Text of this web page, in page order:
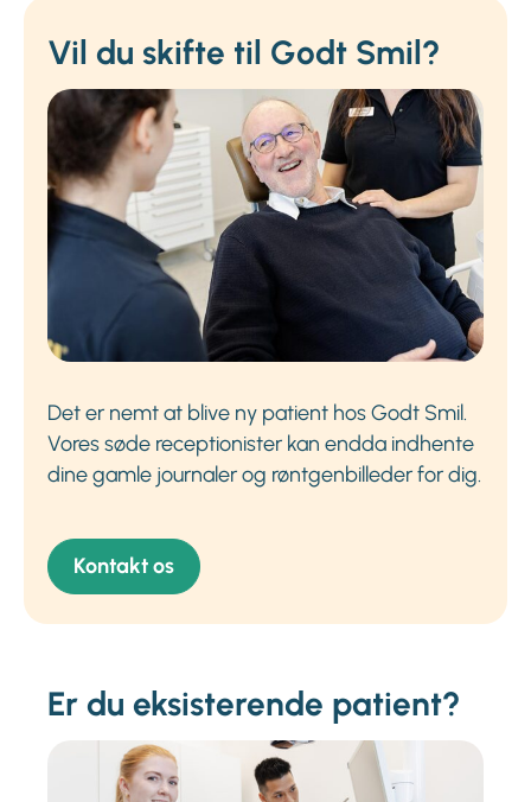
Vil du skifte til Godt Smil?
Det er nemt at blive ny patient hos Godt Smil.
Vores søde receptionister kan endda indhente
dine gamle journaler og røntgenbilleder for dig.
Kontakt os
Er du eksisterende patient?